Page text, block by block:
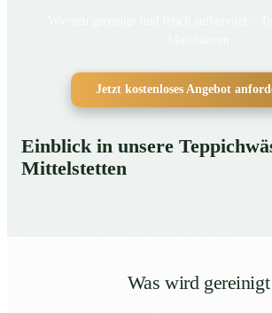
Jetzt kostenloses Angebot
Einblick in unsere
Mittelstetten
Was wird gereinigt